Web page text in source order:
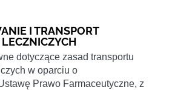
I TRANSPORT
dotyczące zasad transportu
w oparciu o
Prawo Farmaceutyczne, z